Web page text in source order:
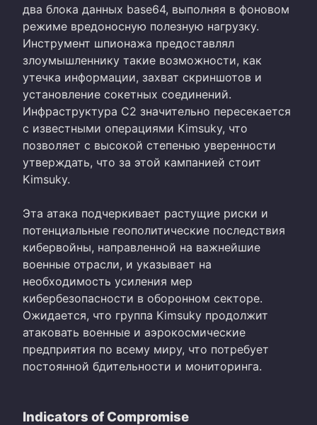
два блока данных base64, выполняя в фоновом
режиме вредоносную полезную нагрузку.
Инструмент шпионажа предоставлял
злоумышленнику такие возможности, как
утечка информации, захват скриншотов и
установление сокетных соединений.
Инфраструктура C2 значительно пересекается
с известными операциями Kimsuky, что
позволяет с высокой степенью уверенности
утверждать, что за этой кампанией стоит
Kimsuky.
Эта атака подчеркивает растущие риски и
потенциальные геополитические последствия
кибервойны, направленной на важнейшие
военные отрасли, и указывает на
необходимость усиления мер
кибербезопасности в оборонном секторе.
Ожидается, что группа Kimsuky продолжит
атаковать военные и аэрокосмические
предприятия по всему миру, что потребует
постоянной бдительности и мониторинга.
Indicators of Compromise